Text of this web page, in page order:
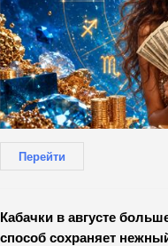
Перейти
Кабачки в августе
способ сохраняет